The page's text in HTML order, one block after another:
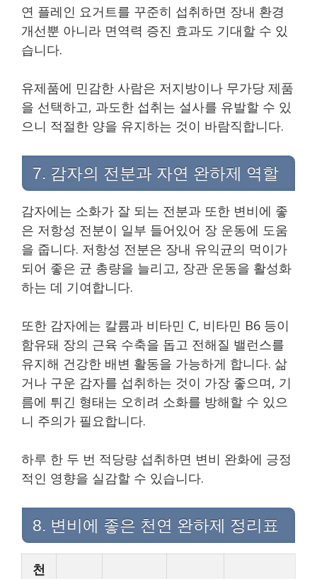
연 플레인 요거트를 꾸준히 섭취하면 장내 환경
개선뿐 아니라 면역력 증진 효과도 기대할 수 있
습니다.
유제품에 민감한 사람은 저지방이나 무가당 제품
을 선택하고, 과도한 섭취는 설사를 유발할 수 있
으니 적절한 양을 유지하는 것이 바람직합니다.
7. 감자의 전분과 자연 완하제 역할
감자에는 소화가 잘 되는 전분과 또한 변비에 좋
은 저항성 전분이 일부 들어있어 장 운동에 도움
을 줍니다. 저항성 전분은 장내 유익균의 먹이가
되어 좋은 균 총량을 늘리고, 장관 운동을 활성화
하는 데 기여합니다.
또한 감자에는 칼륨과 비타민 C, 비타민 B6 등이
함유돼 장의 근육 수축을 돕고 전해질 밸런스를
유지해 건강한 배변 활동을 가능하게 합니다. 삶
거나 구운 감자를 섭취하는 것이 가장 좋으며, 기
름에 튀긴 형태는 오히려 소화를 방해할 수 있으
니 주의가 필요합니다.
하루 한 두 번 적당량 섭취하면 변비 완화에 긍정
적인 영향을 실감할 수 있습니다.
8. 변비에 좋은 천연 완하제 정리표
천